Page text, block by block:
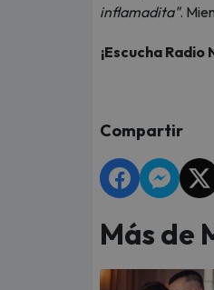
inflamadita".
¡Escucha Radio
Compartir
Más de